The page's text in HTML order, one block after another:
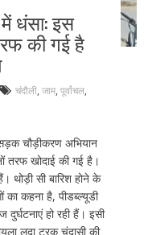
धंसा: इस
की गई है
चंदौली, जाम, पूर्वांचल,
चौड़ीकरण अभियान
तरफ खोदाई की गई है।
सी बारिश होने के
कहना है, पीडब्ल्यूडी
दुर्घटनाएं हो रही हैं। इसी
लदा ट्रक चंदासी की